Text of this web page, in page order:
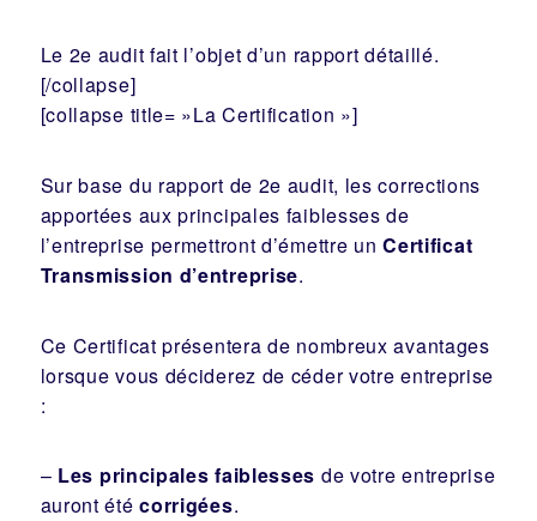
Le 2e audit fait l’objet d’un rapport détaillé.
[/collapse]
[collapse title= »La Certification »]
Sur base du rapport de 2e audit, les corrections
apportées aux principales faiblesses de
l’entreprise permettront d’émettre unCertificat
Transmission d’entreprise.
Ce Certificat présentera de nombreux avantages
lorsque vous déciderez de céder votre entreprise
:
– Les principales faiblesses de votre entreprise
auront étécorrigées.